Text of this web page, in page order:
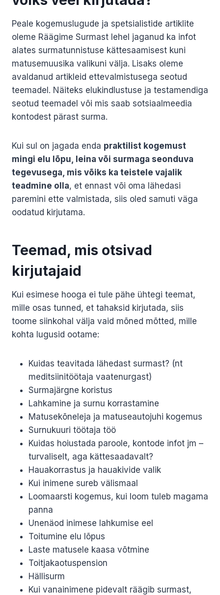
Peale kogemuslugude ja spetsialistide artiklite
oleme Räägime Surmast lehel jaganud ka infot
alates surmatunnistuse kättesaamisest kuni
matusemuusika valikuni välja. Lisaks oleme
avaldanud artikleid ettevalmistusega seotud
teemadel. Näiteks elukindlustuse ja testamendiga
seotud teemadel või mis saab sotsiaalmeedia
kontodest pärast surma.
Kui sul on jagada enda praktilist kogemust
mingi elu lõpu, leina või surmaga seonduva
tegevusega, mis võiks ka teistele vajalik
teadmine olla, et ennast või oma lähedasi
paremini ette valmistada, siis oled samuti väga
oodatud kirjutama.
Teemad, mis otsivad
kirjutajaid
Kui esimese hooga ei tule pähe ühtegi teemat,
mille osas tunned, et tahaksid kirjutada, siis
toome siinkohal välja vaid mõned mõtted, mille
kohta lugusid ootame:
Kuidas teavitada lähedast surmast? (nt
meditsiinitöötaja vaatenurgast)
Surmajärgne koristus
Lahkamine ja surnu korrastamine
Matusekõneleja ja matuseautojuhi kogemus
Surnukuuri töötaja töö
Kuidas hoiustada paroole, kontode infot jm –
turvaliselt, aga kättesaadavalt?
Hauakorrastus ja hauakivide valik
Kui inimene sureb välismaal
Loomaarsti kogemus, kui loom tuleb magama
panna
Unenäod inimese lahkumise eel
Toitumine elu lõpus
Laste matusele kaasa võtmine
Toitjakaotuspension
Hällisurm
Kui vanainimene pidevalt räägib surmast,